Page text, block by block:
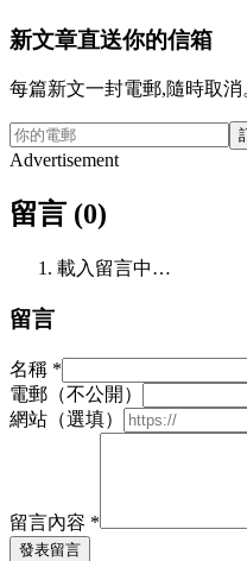
新文章直送你的信箱
每篇新文一封電郵,隨時取消
Advertisement
留言 (0)
載入留言中…
留言
名稱 *
電郵（不公開）
網站（選填）
留言內容 *
發表留言